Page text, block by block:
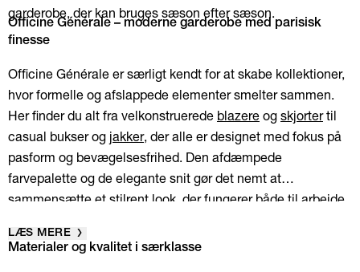
garderobe, der kan bruges sæson efter sæson.
Officine Générale – moderne garderobe med parisisk
finesse
Officine Générale er særligt kendt for at skabe kollektioner,
hvor formelle og afslappede elementer smelter sammen.
Her finder du alt fra velkonstruerede blazere og skjortertil
casual bukser og jakker, der alle er designet med fokus på
pasform og bevægelsesfrihed. Den afdæmpede
farvepalette og de elegante snit gør det nemt at
sammensætte et stilrent look, der fungerer både til arbejde
LÆS MERE
Materialer og kvalitet i særklasse